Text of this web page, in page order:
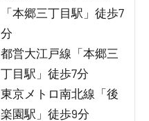
「本郷三丁目駅」徒歩7
分
都営大江戸線「本郷三
丁目駅」徒歩7分
東京メトロ南北線「後
楽園駅」徒歩9分